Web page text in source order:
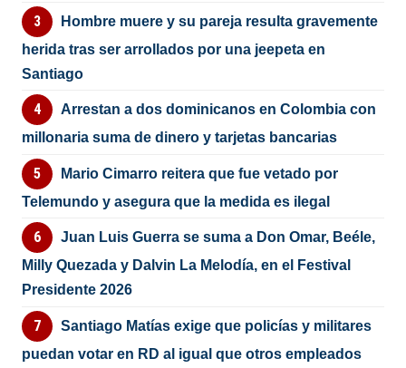
Hombre muere y su pareja resulta gravemente
herida tras ser arrollados por una jeepeta en
Santiago
Arrestan a dos dominicanos en Colombia con
millonaria suma de dinero y tarjetas bancarias
Mario Cimarro reitera que fue vetado por
Telemundo y asegura que la medida es ilegal
Juan Luis Guerra se suma a Don Omar, Beéle,
Milly Quezada y Dalvin La Melodía, en el Festival
Presidente 2026
Santiago Matías exige que policías y militares
puedan votar en RD al igual que otros empleados